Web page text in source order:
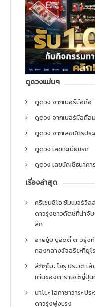
ดูดวงแม่นๆ
ดูดวง จากเบอร์มือถือ
ดูดวง จากเบอร์มือถือ
ดูดวง จากเลขบัตรปร
ดูดวง เลขทะเบียนรถ
ดูดวง เลขบัญชีธนาคาร
เรื่องล่าสุด
คริเซนซิโอ ซัมเมอร์วิล
ดาวรุ่งชาวดัตช์ที่น่าจั
ลีก
อายยู้บ บูอัดดี้ ดาวรุ่ง
กองกลางอัจฉริยะที่ยุ
สึกิกุโมะ โยรุ ประวัติ เ
เด่นของดาราเอวีญี่ปุ่น
นาโนะ โอกาซาวาระ ป
ดาวรุ่งพุ่งแรง